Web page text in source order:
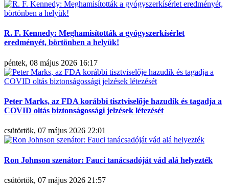
R. F. Kennedy: Meghamisították a gyógyszerkísérlet
eredményét, börtönben a helyük!
péntek, 08 május 2026 16:17
Peter Marks, az FDA korábbi tisztviselője hazudik és tagadja a
COVID oltás biztonságossági jelzések létezését
csütörtök, 07 május 2026 22:01
Ron Johnson szenátor: Fauci tanácsadóját vád alá helyezték
csütörtök, 07 május 2026 21:57